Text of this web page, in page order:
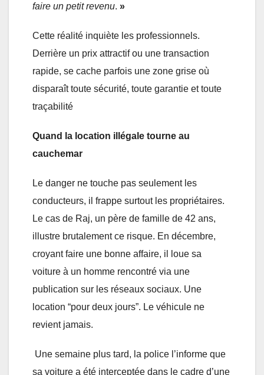
faire un petit revenu. »
Cette réalité inquiète les professionnels.
Derrière un prix attractif ou une transaction
rapide, se cache parfois une zone grise où
disparaît toute sécurité, toute garantie et toute
traçabilité
Quand la location illégale tourne au
cauchemar
Le danger ne touche pas seulement les
conducteurs, il frappe surtout les propriétaires.
Le cas de Raj, un père de famille de 42 ans,
illustre brutalement ce risque. En décembre,
croyant faire une bonne affaire, il loue sa
voiture à un homme rencontré via une
publication sur les réseaux sociaux. Une
location “pour deux jours”. Le véhicule ne
revient jamais.
Une semaine plus tard, la police l’informe que
sa voiture a été interceptée dans le cadre d’une